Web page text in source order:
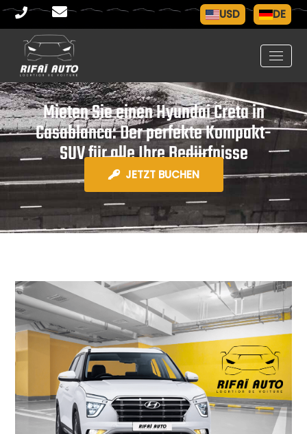
USD DE
Mieten Sie einen Hyundai Creta in
Casablanca: Der perfekte Kompakt-
SUV für alle Ihre Bedürfnisse
JETZT BUCHEN